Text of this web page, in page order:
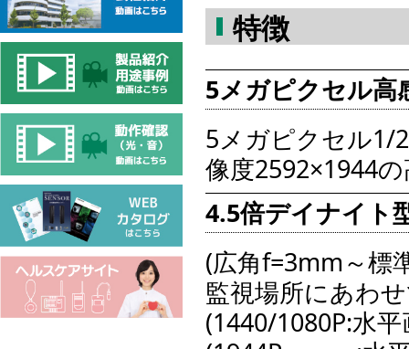
特徴
5メガピクセル高
5メガピクセル1/
像度2592×1944
4.5倍デイナイト
(広角f=3mm～標
監視場所にあわ
(1440/1080P:水